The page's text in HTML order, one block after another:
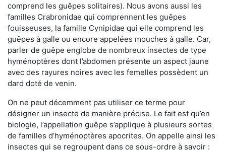
comprend les guêpes solitaires). Nous avons aussi les
familles Crabronidae qui comprennent les guêpes
fouisseuses, la famille Cynipidae qui elle comprend les
guêpes à galle ou encore appelées mouches à galle. Car,
parler de guêpe englobe de nombreux insectes de type
hyménoptères dont l’abdomen présente un aspect jaune
avec des rayures noires avec les femelles possèdent un
dard doté de venin.
On ne peut décemment pas utiliser ce terme pour
désigner un insecte de manière précise. Le fait est qu’en
biologie, l’appellation guêpe s’applique à plusieurs sortes
de familles d’hyménoptères apocrites. On appelle ainsi les
insectes qui se regroupent dans ce sous-ordre à savoir :